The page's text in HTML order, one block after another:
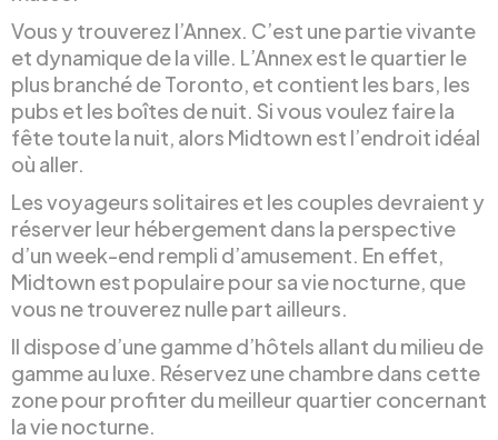
Vous y trouverez l’Annex. C’est une partie vivante
et dynamique de la ville. L’Annex est le quartier le
plus branché de Toronto, et contient les bars, les
pubs et les boîtes de nuit. Si vous voulez faire la
fête toute la nuit, alors Midtown est l’endroit idéal
où aller.
Les voyageurs solitaires et les couples devraient y
réserver leur hébergement dans la perspective
d’un week-end rempli d’amusement. En effet,
Midtown est populaire pour sa vie nocturne, que
vous ne trouverez nulle part ailleurs.
Il dispose d’une gamme d’hôtels allant du milieu de
gamme au luxe. Réservez une chambre dans cette
zone pour profiter du meilleur quartier concernant
la vie nocturne.